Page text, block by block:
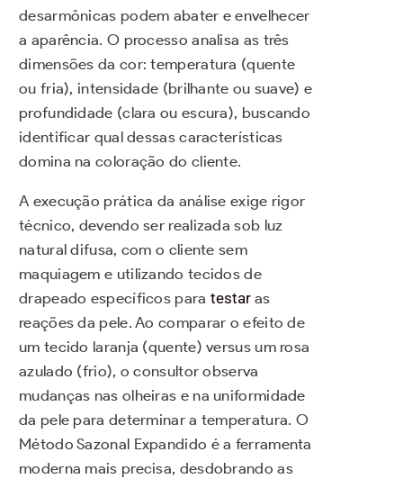
desarmônicas podem abater e envelhecer
a aparência. O processo analisa as três
dimensões da cor: temperatura (quente
ou fria), intensidade (brilhante ou suave) e
profundidade (clara ou escura), buscando
identificar qual dessas características
domina na coloração do cliente.
A execução prática da análise exige rigor
técnico, devendo ser realizada sob luz
natural difusa, com o cliente sem
maquiagem e utilizando tecidos de
drapeado específicos para testaras
reações da pele. Ao comparar o efeito de
um tecido laranja (quente) versus um rosa
azulado (frio), o consultor observa
mudanças nas olheiras e na uniformidade
da pele para determinar a temperatura. O
Método Sazonal Expandido é a ferramenta
moderna mais precisa, desdobrando as